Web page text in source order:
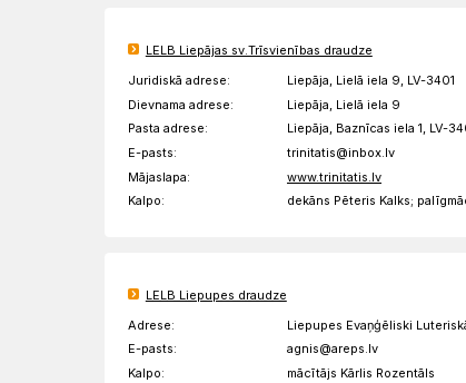
LELB Liepājas sv.Trīsvienības draudze
Juridiskā adrese:
Liepāja, Lielā iela 9, LV-3401
Dievnama adrese:
Liepāja, Lielā iela 9
Pasta adrese:
Liepāja, Baznīcas iela 1, LV-
E-pasts:
trinitatis@inbox.lv
Mājaslapa:
www.trinitatis.lv
Kalpo:
dekāns Pēteris Kalks;
LELB Liepupes draudze
Adrese:
Liepupes Evaņģēliski
E-pasts:
agnis@areps.lv
Kalpo:
mācītājs Kārlis Rozentāls